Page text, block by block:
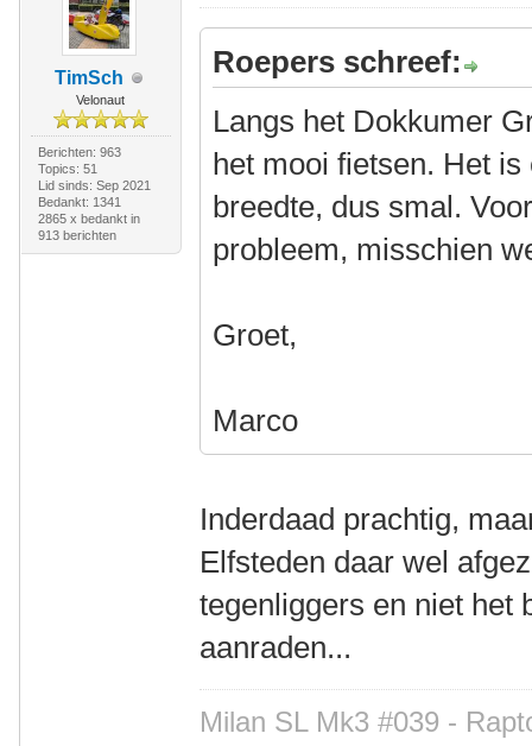
TimSch
Velonaut
Berichten: 963
Topics: 51
Lid sinds: Sep 2021
Bedankt: 1341
2865 x bedankt in
913 berichten
Roepers schreef:
Langs het Dokkumer
het mooi fietsen. Het
breedte, dus smal.
probleem, misschien
Groet,
Marco
Inderdaad prachtig,
Elfsteden daar wel
tegenliggers en niet het
aanraden...
Milan SL Mk3 #039 -